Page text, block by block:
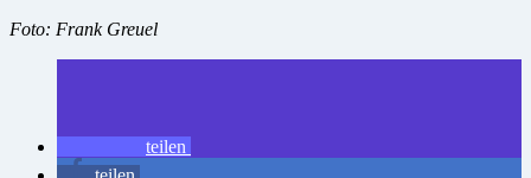
Foto: Frank Greuel
teilen